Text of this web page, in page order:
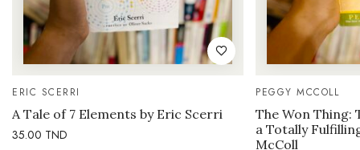
ERIC SCERRI
A Tale of 7 Elements by Eric Scerri
35.00 TND
PEGGY MCCOLL
The Won Thing:
a Totally
McColl